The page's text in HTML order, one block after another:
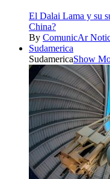
El Dalai Lama y su
China?
By ComunicAr
Sudamerica
SudamericaShow